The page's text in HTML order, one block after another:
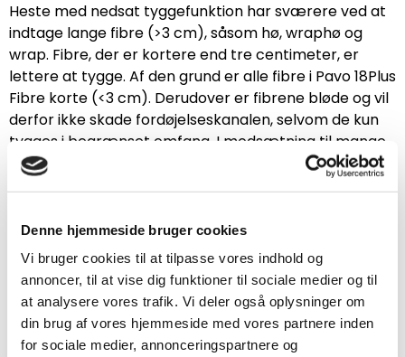
Denne hjemmeside bruger cookies
Vi bruger cookies til at tilpasse vores indhold og
annoncer, til at vise dig funktioner til sociale medier og til
at analysere vores trafik. Vi deler også oplysninger om
din brug af vores hjemmeside med vores partnere inden
for sociale medier, annonceringspartnere og
Heste med nedsat tyggefunktion har sværere ved at
indtage lange fibre (>3 cm), såsom hø, wraphø og
wrap. Fibre, der er kortere end tre centimeter, er
lettere at tygge. Af den grund er alle fibre i Pavo 18Plus
Fibre korte (<3 cm). Derudover er fibrene bløde og vil
derfor ikke skade fordøjelseskanalen, selvom de kun
tygges i begrænset omfang. I modsætning til mange
andre grovfodererstatninger indeholder Pavo 18Plus
Kornfri, meget lavt sukkerindhold
Pavo 18Plus Fibre indeholder ikke korn, melasse eller
andre sukkeradditiver. Sukker- og stivelsesindholdet
er meget lavt. Derfor er Pavo 18Plus Fibre velegnet til
heste, der har brug for et foder der er lav på sukker
og/eller fri for korn.